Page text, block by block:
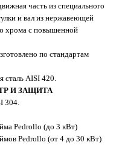
часть из специального
и вал из нержавеющей
хрома с повышенной
по стандартам
AISI 420.
И ЗАЩИТА
304.
Pedrollo (до 3 кВт)
Pedrollo (от 4 до 30 кВт)